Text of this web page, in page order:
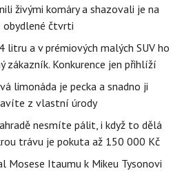
živými komáry a shazovali je na
obydlené čtvrti
litru a v prémiových malých SUV ho
zákazník. Konkurence jen přihlíží
limonáda je pecka a snadno ji
z vlastní úrody
nesmíte pálit, i když to dělá
trávu je pokuta až 150 000 Kč
Mosese Itaumu k Mikeu Tysonovi